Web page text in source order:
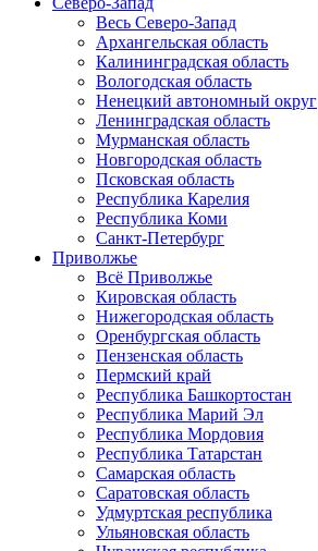
Весь Северо-Запад
Архангельская область
Калининградская область
Вологодская область
Ненецкий автономный округ
Ленинградская область
Мурманская область
Новгородская область
Псковская область
Республика Карелия
Республика Коми
Санкт-Петербург
Приволжье
Всё Приволжье
Кировская область
Нижегородская область
Оренбургская область
Пензенская область
Пермский край
Республика Башкортостан
Республика Марий Эл
Республика Мордовия
Республика Татарстан
Самарская область
Саратовская область
Удмуртская республика
Ульяновская область